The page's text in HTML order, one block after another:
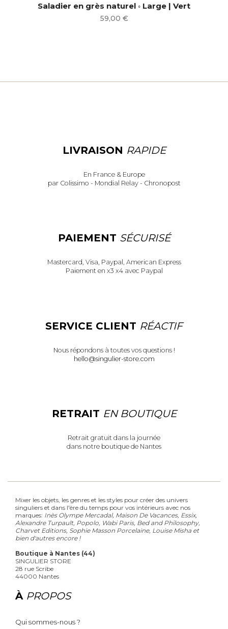
Saladier en grès naturel ◦ Large | Vert
Prix
59,00 €
LIVRAISON RAPIDE
En France & Europe
par Colissimo - Mondial Relay - Chronopost
PAIEMENT SÉCURISÉ
Mastercard, Visa, Paypal, American Express
Paiement en x3 x4 avec Paypal
SERVICE CLIENT RÉACTIF
Nous répondons à toutes vos questions !
hello@singulier-store.com
RETRAIT EN BOUTIQUE
Retrait gratuit dans la journée
dans notre boutique de Nantes
Mixer les objets, les genres et les styles pour créer des univers
singuliers et dans l'ère du temps pour vos intérieurs avec nos
marques: Inès Olympe Mercadal, Maison De Vacances, Essix,
Alexandre Turpault, Popolo, Wabi Paris, Bed and Philosophy,
Charvet Editions, Sophie Masson Porcelaine, Louise Misha et
bien d'autres encore !
Boutique à Nantes (44)
SINGULIER STORE
28 rue Scribe
44000 Nantes
À PROPOS
Qui sommes-nous ?